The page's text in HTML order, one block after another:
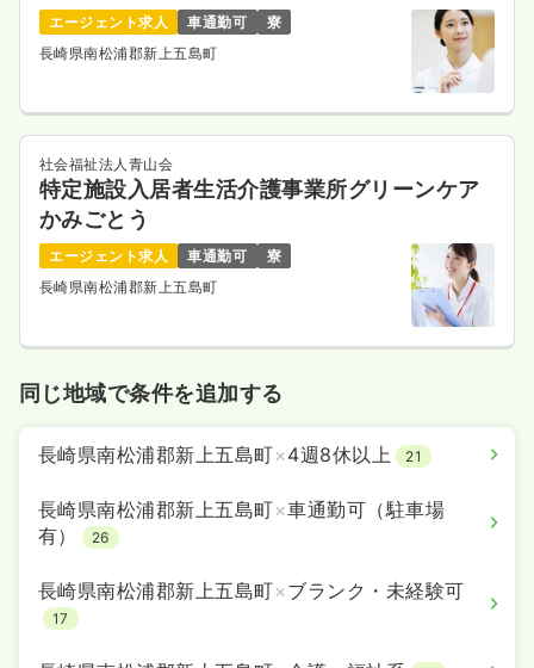
エージェント求人 車通勤可
寮
長崎県南松浦郡新上五島町
社会福祉法人青山会
特定施設入居者生活介護事業所グリーンケア
かみごとう
エージェント求人 車通勤可
寮
長崎県南松浦郡新上五島町
同じ地域で条件を追加する
長崎県南松浦郡新上五島町×4週8休以上 21
長崎県南松浦郡新上五島町×車通勤可（駐車場
有）
26
長崎県南松浦郡新上五島町×ブランク・未経験可
17